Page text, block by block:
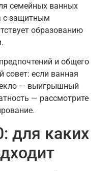
семейных ванных
с защитным
образованию
и общего
совет: если ванная
— выигрышный
— рассмотрите
для каких